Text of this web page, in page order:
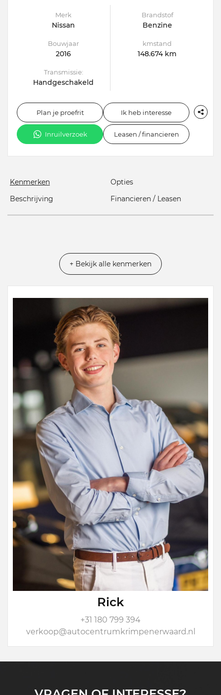
Merk
Nissan
Brandstof
Benzine
Bouwjaar
2016
kmstand
148.674 km
Transmissie:
Handgeschakeld
Plan je proefrit Ik heb interesse
Inruilverzoek Leasen / financieren
Kenmerken
Opties
Beschrijving
Financieren / Leasen
+ Bekijk alle kenmerken
Rick
+31 180 799 394
verkoop@autocentrumkrimpenerwaard.nl